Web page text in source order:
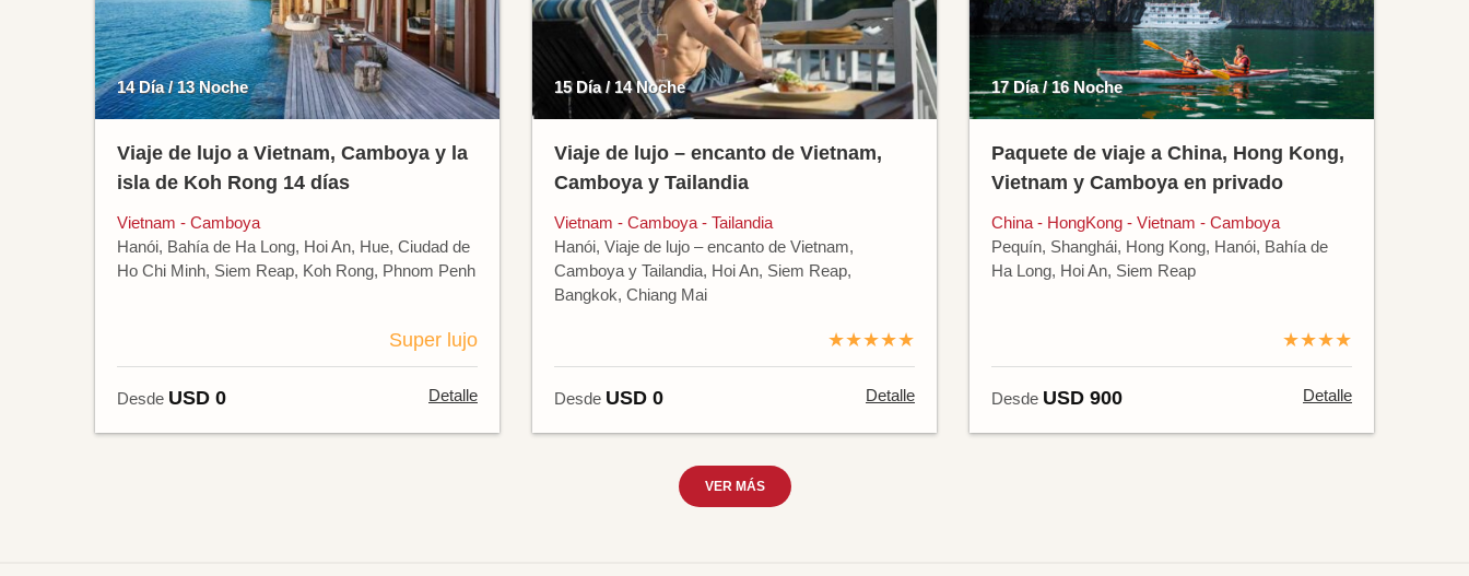
14 Día / 13 Noche
Viaje de lujo a Vietnam, Camboya y la
isla de Koh Rong 14 días
Vietnam - Camboya
Hanói, Bahía de Ha Long, Hoi An, Hue, Ciudad de
Ho Chi Minh, Siem Reap, Koh Rong, Phnom Penh
Super lujo
Desde USD 0 Detalle
15 Día / 14 Noche
Viaje de lujo – encanto de Vietnam,
Camboya y Tailandia
Vietnam - Camboya - Tailandia
Hanói, Viaje de lujo – encanto de Vietnam,
Camboya y Tailandia, Hoi An, Siem Reap,
Bangkok, Chiang Mai
★★★★★
Desde USD 0 Detalle
17 Día / 16 Noche
Paquete de viaje a China, Hong Kong,
Vietnam y Camboya en privado
China - HongKong - Vietnam - Camboya
Pequín, Shanghái, Hong Kong, Hanói, Bahía de
Ha Long, Hoi An, Siem Reap
★★★★
Desde USD 900 Detalle
VER MÁS